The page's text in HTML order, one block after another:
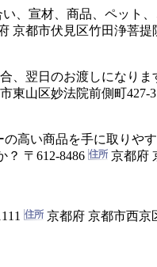
、宣材、商品、ペット
京都市伏見区竹田浄菩
、翌日のお渡しになり
東山区妙法院前側町427-3
高い商品を手に取りや
？ 〒612-8486
京都府
京都府 京都市西京